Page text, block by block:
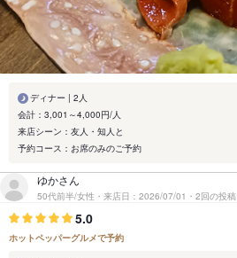
ディナー | 2人
会計：3,001～4,000円/人
来店シーン：友人・知人と
予約コース：お席のみのご予約
ゆかさん
50代前半/女性・来店日：2026/07/01・2回の投稿
5.0
ホットペッパーグルメで予約